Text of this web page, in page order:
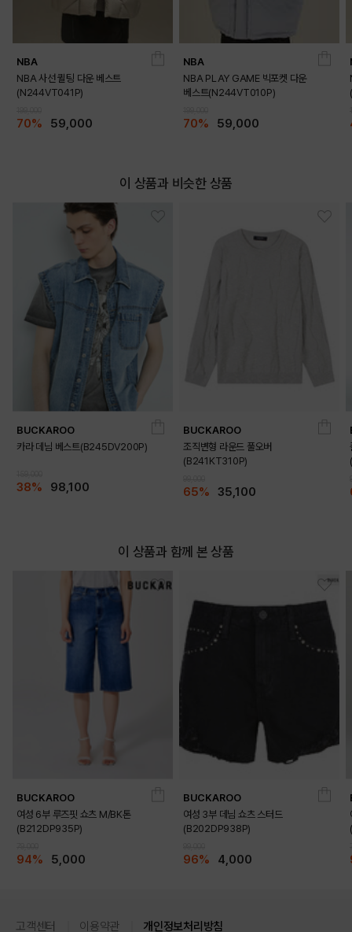
DETAILS
NBA
NBA 사선 퀼팅 다운 베스트
(N244VT041P)
70% 59,000
NBA
NBA PLAY GAME 빅포켓 다운
베스트(N244VT010P)
70% 59,000
이 상품과 비슷한 상품
BUCKAROO
카라 데님 베스트(B245DV200P)
38% 98,100
BUCKAROO
조직변형 라운드 풀오버
(B241KT310P)
65% 35,100
이 상품과 함께 본 상품
BUCKAROO
여성 6부 루즈핏 쇼츠 M/BK톤
(B212DP935P)
94% 5,000
BUCKAROO
여성 3부 데님 쇼츠 스터드
(B202DP938P)
96% 4,000
고객센터 이용약관 개인정보처리방침